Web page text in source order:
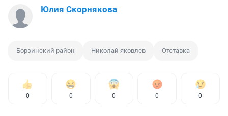
Юлия Скорнякова
Борзинский район Николай яковлев Отставка
0 0 0 0 0